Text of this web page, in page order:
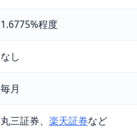
1.6775%程度
なし
毎月
丸三証券、 楽天証券など